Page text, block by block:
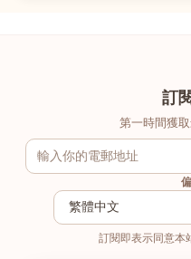
訂
第一時間獲
訂閱即表示同意本